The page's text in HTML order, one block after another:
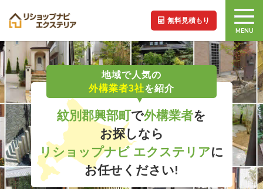
無料見積もり
MENU
地域で人気の
外構業者3社を紹介
紋別郡興部町で外構業者を
お探しなら
リショップナビ エクステリアに
お任せください!